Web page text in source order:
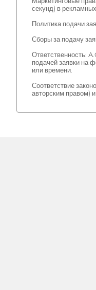
секунд) в
Политика подачи
Сборы за подачу
Ответственность:
подачей заявки на
или времени.
Соответствие
авторским правом)